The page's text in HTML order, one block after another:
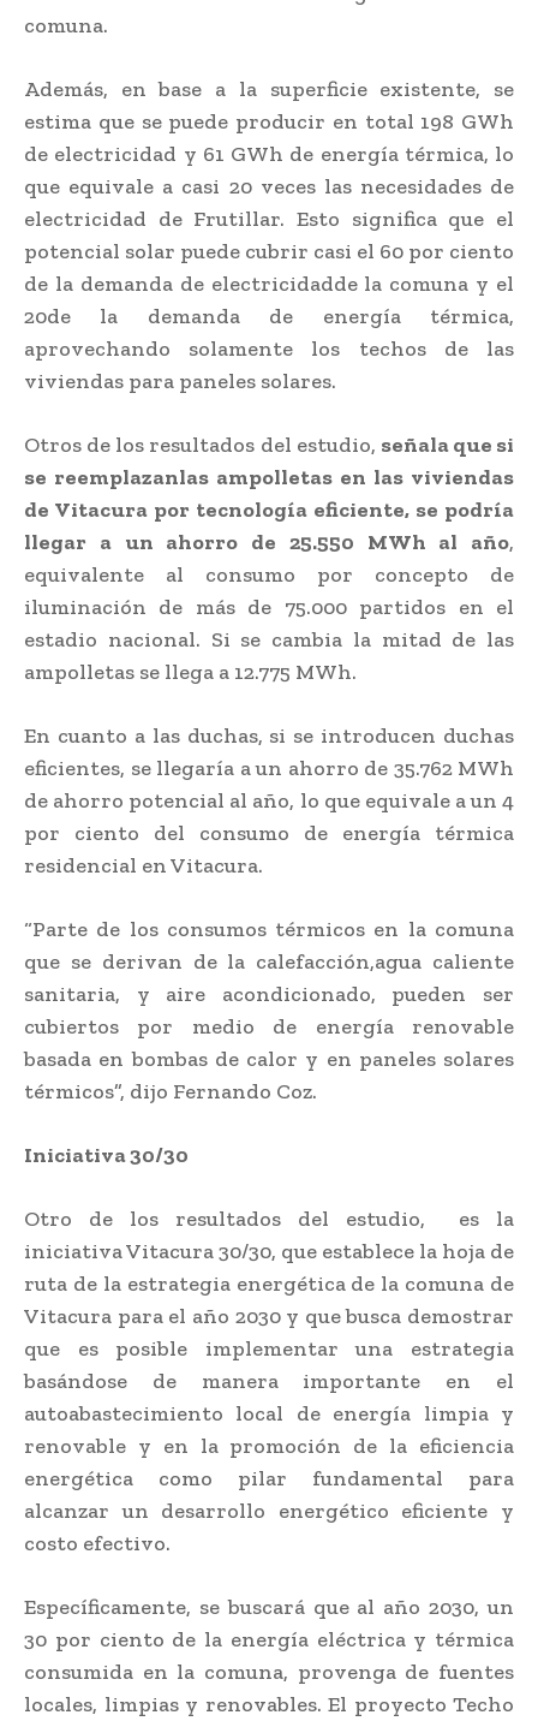
comuna.
Además, en base a la superficie existente, se
estima que se puede producir en total 198 GWh
de electricidad y 61 GWh de energía térmica, lo
que equivale a casi 20 veces las necesidades de
electricidad de Frutillar. Esto significa que el
potencial solar puede cubrir casi el 60 por ciento
de la demanda de electricidadde la comuna y el
20de la demanda de energía térmica,
aprovechando solamente los techos de las
viviendas para paneles solares.
Otros de los resultados del estudio, señala que si
se reemplazanlas ampolletas en las viviendas
de Vitacura por tecnología eficiente, se podría
llegar a un ahorro de 25.550 MWh al año,
equivalente al consumo por concepto de
iluminación de más de 75.000 partidos en el
estadio nacional. Si se cambia la mitad de las
ampolletas se llega a 12.775 MWh.
En cuanto a las duchas, si se introducen duchas
eficientes, se llegaría a un ahorro de 35.762 MWh
de ahorro potencial al año, lo que equivale a un 4
por ciento del consumo de energía térmica
residencial en Vitacura.
“Parte de los consumos térmicos en la comuna
que se derivan de la calefacción,agua caliente
sanitaria, y aire acondicionado, pueden ser
cubiertos por medio de energía renovable
basada en bombas de calor y en paneles solares
térmicos”, dijo Fernando Coz.
Iniciativa 30/30
Otro de los resultados del estudio, es la
iniciativa Vitacura 30/30, que establece la hoja de
ruta de la estrategia energética de la comuna de
Vitacura para el año 2030 y que busca demostrar
que es posible implementar una estrategia
basándose de manera importante en el
autoabastecimiento local de energía limpia y
renovable y en la promoción de la eficiencia
energética como pilar fundamental para
alcanzar un desarrollo energético eficiente y
costo efectivo.
Específicamente, se buscará que al año 2030, un
30 por ciento de la energía eléctrica y térmica
consumida en la comuna, provenga de fuentes
locales, limpias y renovables. El proyecto Techo